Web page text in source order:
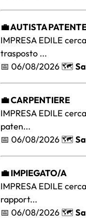
💼 AUTISTA
IMPRESA EDILE
trasposto ...
📅 06/08/2026 🗺️
💼 CARPENTIERE
IMPRESA EDILE
paten...
📅 06/08/2026 🗺️
💼 IMPIEGATO/A
IMPRESA EDILE
rapport...
📅 06/08/2026 🗺️